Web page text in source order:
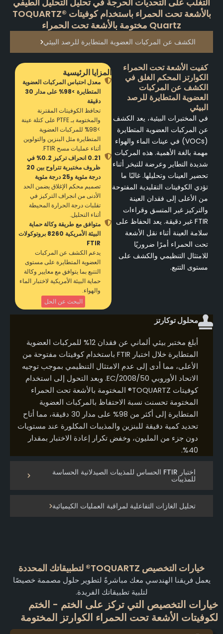
بالأشعة تحت الحمراء باستخدام كوفيتات TOQUARTZ®
Quartz مختومة بالأشعة تحت الحمراء
الكشف عن المركبات العضوية المتطايرة للرصد البيئي
اختبار FTIR الحساس للمذيبات الصيدلانية الحساسة
للمذيبات
تحليل الغازات التفاعلية لمراقبة العمليات الكيميائية
كفيت الأشعة تحت الحمراء
الكوارتز المحكم الغلق في
الكشف عن المركبات
العضوية المتطايرة للرصد
البيئي
في المختبرات البيئية، يعد الكشف
عن المركبات العضوية المتطايرة
(VOCs) في عينات الماء والهواء
مهمة بالغة الأهمية. هذه المركبات
شديدة التطاير وعرضة للتبخر أثناء
تحضير العينات وتحليلها. غالبًا ما
تؤدي الكوفيتات التقليدية المفتوحة
من الأعلى إلى فقدان العينة
والتركيز غير المتسق وقراءات
FTIR غير دقيقة. يعد الحفاظ على
سلامة العينة أثناء نقل الأشعة
تحت الحمراء أمرًا ضروريًا
للامتثال التنظيمي والكشف على
مستوى التتبع.
المزايا الرئيسية
معدل احتباس المركبات العضوية
المتطايرة >98% على مدار 30
دقيقة
تحافظ الكوفيتات المقترنة
والمختومة بـ PTFE على كتلة عينة
>98% للمركبات العضوية
المتطايرة مثل البنزين والتولوين
أثناء عمليات مسح FTIR.
0.21 انحراف تركيز 0.2% في
ظروف مختبرية تتراوح بين 20
درجة مئوية و25 درجة مئوية
تصميم محكم الإغلاق يضمن الحد
الأدنى من انجراف التركيز في
تقلبات درجة الحرارة المحيطة
أثناء التحليل.
متوافق مع طريقة وكالة حماية
البيئة الأمريكية 8260 بروتوكولات
FTIR
يدعم الكشف عن المركبات
العضوية المتطايرة على مستوى
التتبع بما يتوافق مع معايير وكالة
حماية البيئة الأمريكية لاختبار الماء
والهواء.
البحث عن الحل
محلول توكارتز
أبلغ مختبر بيئي ألماني عن فقدان 12% للمركبات العضوية
المتطايرة خلال اختبار FTIR باستخدام كوفيتات مفتوحة من
الأعلى، مما أدى إلى عدم الامتثال التنظيمي بموجب توجيه
الاتحاد الأوروبي 2008/50/EC. وبعد التحول إلى استخدام
كوفيتات TOQUARTZ® المختومة بالأشعة تحت الحمراء
المختومة تحسنت نسبة الاحتفاظ بالمركبات العضوية
المتطايرة إلى أكثر من 98% على مدار 30 دقيقة، مما أتاح
تحديد كمية دقيقة للبنزين والمذيبات المكلورة عند مستويات
دون جزء من المليون، وخفض تكرار إعادة الاختبار بمقدار
40%.
خيارات التخصيص TOQUARTZ® لتطبيقاتك المحددة
يعمل فريقنا الهندسي معك مباشرةً لتطوير حلول مصممة خصيصًا
لتلبية تطبيقاتك الفريدة.
التخصيص التي تركز على الختم - الختم
الأشعة تحت الحمراء الكوارتز المختومة